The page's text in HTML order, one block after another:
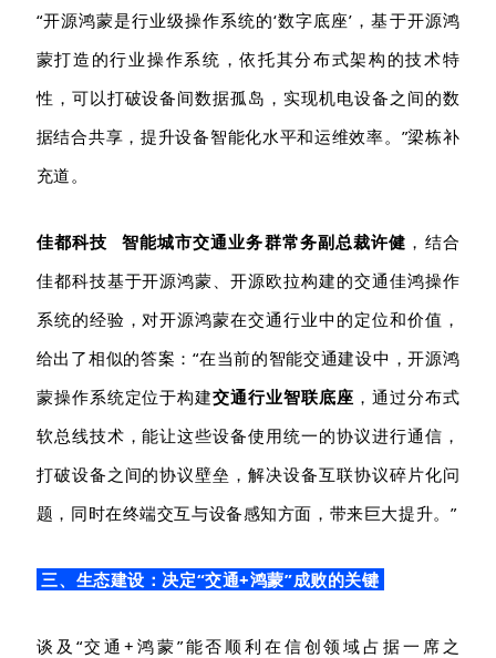
“开源鸿蒙是行业级操作系统的‘数字底座’，基于开源鸿
蒙打造的行业操作系统，依托其分布式架构的技术特
性，可以打破设备间数据孤岛，实现机电设备之间的数
据结合共享，提升设备智能化水平和运维效率。”梁栋补
充道。
佳都科技 智能城市交通业务群常务副总裁许健 ， 结合
佳都科技基于开源鸿蒙、开源欧拉构建的交通佳鸿操作
系统的经验，对开源鸿蒙在交通行业中的定位和价值，
给出了相似的答案：“在当前的智能交通建设中，开源鸿
蒙操作系统定位于构建交通行业智联底座 ， 通过分布式
软总线技术，能让这些设备使用统一的协议进行通信，
打破设备之间的协议壁垒，解决设备互联协议碎片化问
题 ， 同时在终端交互与设备感知方面，带来巨大提升。 ”
三、生态建设：决定“交通+鸿蒙”成败的关键
谈及 “交通+鸿蒙”能否顺利在信创领域占据一席之